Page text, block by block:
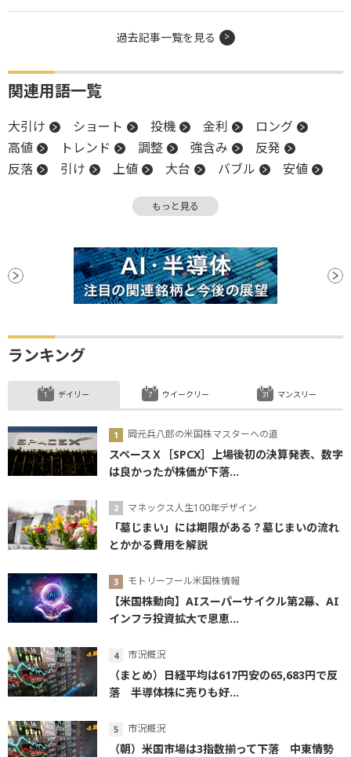
過去記事一覧を見る
関連用語一覧
大引け ショート 投機 金利
ロング
高値
トレンド 調整 強含み
反発
反落
引け 上値 大台 バブル
安値
もっと見る
ランキング
デイリー
岡元兵八郎の米国株マスターへの道
スペースＸ［SPCX］上場後初の決算発表、数字
は良かったが株価が下落...
マネックス人生100年デザイン
「墓じまい」には期限がある？墓じまいの流れ
とかかる費用を解説
モトリーフール米国株情報
【米国株動向】AIスーパーサイクル第2幕、AI
インフラ投資拡大で恩恵...
市況概況
（まとめ）日経平均は617円安の65,683円で反
落 半導体株に売りも好...
市況概況
（朝）米国市場は3指数揃って下落 中東情勢
ウイークリー マンスリー